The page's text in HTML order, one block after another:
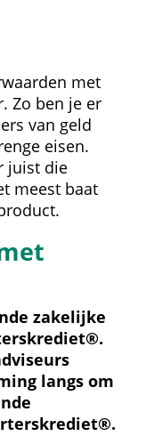
met
Zo ben je er
van geld
eisen.
juist die
meest baat
zakelijke
langs om